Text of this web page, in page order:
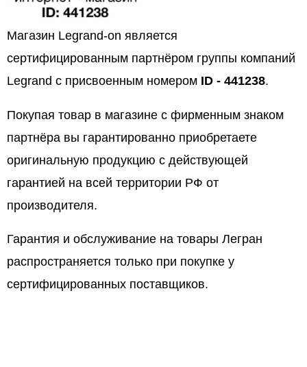
Магазин Legrand-on является
сертифицированным партнёром группы компаний
Legrand с присвоенным номером ID - 441238.
Покупая товар в магазине с фирменным знаком
партнёра вы гарантированно приобретаете
оригинальную продукцию с действующей
гарантией на всей территории РФ от
производителя.
Гарантия и обслуживание на товары Легран
распространяется только при покупке у
сертифицированных поставщиков.